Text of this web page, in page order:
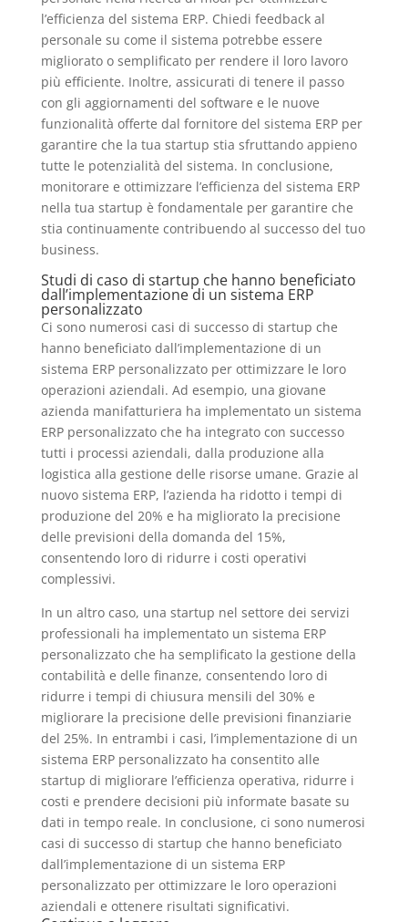
l’efficienza del sistema ERP. Chiedi feedback al
personale su come il sistema potrebbe essere
migliorato o semplificato per rendere il loro lavoro
più efficiente. Inoltre, assicurati di tenere il passo
con gli aggiornamenti del software e le nuove
funzionalità offerte dal fornitore del sistema ERP per
garantire che la tua startup stia sfruttando appieno
tutte le potenzialità del sistema. In conclusione,
monitorare e ottimizzare l’efficienza del sistema ERP
nella tua startup è fondamentale per garantire che
stia continuamente contribuendo al successo del tuo
business.
Studi di caso di startup che hanno beneficiato
dall’implementazione di un sistema ERP
personalizzato
Ci sono numerosi casi di successo di startup che
hanno beneficiato dall’implementazione di un
sistema ERP personalizzato per ottimizzare le loro
operazioni aziendali. Ad esempio, una giovane
azienda manifatturiera ha implementato un sistema
ERP personalizzato che ha integrato con successo
tutti i processi aziendali, dalla produzione alla
logistica alla gestione delle risorse umane. Grazie al
nuovo sistema ERP, l’azienda ha ridotto i tempi di
produzione del 20% e ha migliorato la precisione
delle previsioni della domanda del 15%,
consentendo loro di ridurre i costi operativi
complessivi.
In un altro caso, una startup nel settore dei servizi
professionali ha implementato un sistema ERP
personalizzato che ha semplificato la gestione della
contabilità e delle finanze, consentendo loro di
ridurre i tempi di chiusura mensili del 30% e
migliorare la precisione delle previsioni finanziarie
del 25%. In entrambi i casi, l’implementazione di un
sistema ERP personalizzato ha consentito alle
startup di migliorare l’efficienza operativa, ridurre i
costi e prendere decisioni più informate basate su
dati in tempo reale. In conclusione, ci sono numerosi
casi di successo di startup che hanno beneficiato
dall’implementazione di un sistema ERP
personalizzato per ottimizzare le loro operazioni
aziendali e ottenere risultati significativi.